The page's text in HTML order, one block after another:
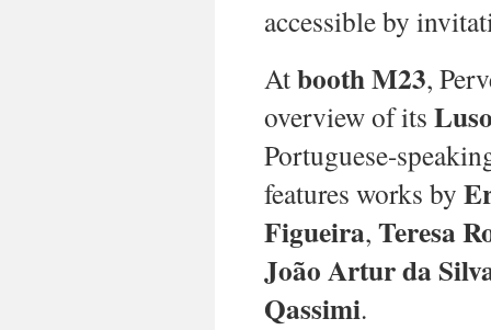
accessible by
Atbooth M23,
overview of its
Portuguese-
features works by
Figueira, Teresa
João Artur da
Qassimi.